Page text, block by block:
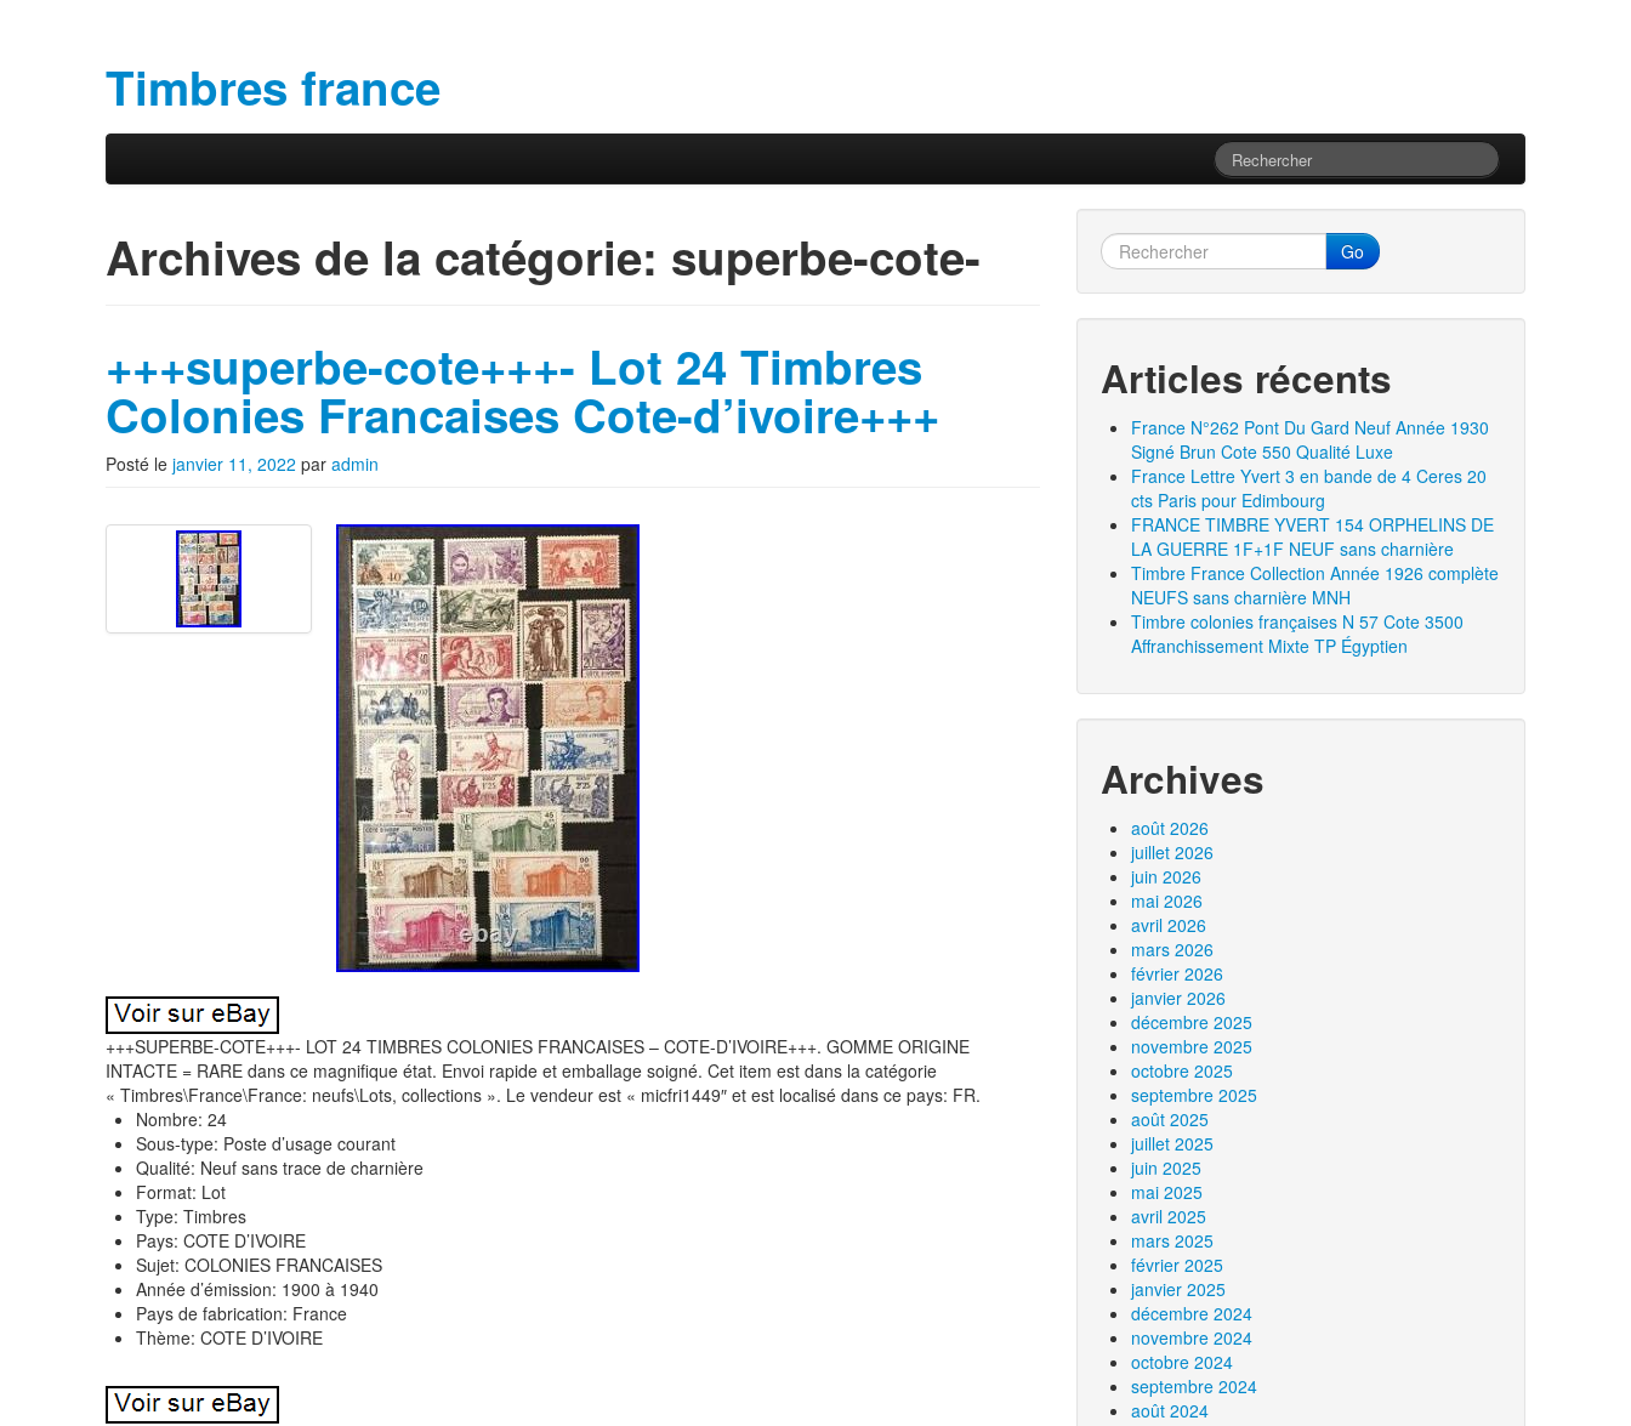
Timbres france
Menu principal
Archives de la catégorie: superbe-cote-
+++superbe-cote+++- Lot 24 Timbres
Colonies Francaises Cote-d’ivoire+++
Posté le janvier 11, 2022 par admin
+++SUPERBE-COTE+++- LOT 24 TIMBRES COLONIES FRANCAISES – COTE-D’IVOIRE+++. GOMME ORIGINE
INTACTE = RARE dans ce magnifique état. Envoi rapide et emballage soigné. Cet item est dans la catégorie
« Timbres\France\France: neufs\Lots, collections ». Le vendeur est « micfri1449″ et est localisé dans ce pays: FR.
Nombre: 24
Sous-type: Poste d’usage courant
Qualité: Neuf sans trace de charnière
Format: Lot
Type: Timbres
Pays: COTE D’IVOIRE
Sujet: COLONIES FRANCAISES
Année d’émission: 1900 à 1940
Pays de fabrication: France
Thème: COTE D’IVOIRE
Go
Articles récents
France N°262 Pont Du Gard Neuf Année 1930
Signé Brun Cote 550 Qualité Luxe
France Lettre Yvert 3 en bande de 4 Ceres 20
cts Paris pour Edimbourg
FRANCE TIMBRE YVERT 154 ORPHELINS DE
LA GUERRE 1F+1F NEUF sans charnière
Timbre France Collection Année 1926 complète
NEUFS sans charnière MNH
Timbre colonies françaises N 57 Cote 3500
Affranchissement Mixte TP Égyptien
Archives
août 2026
juillet 2026
juin 2026
mai 2026
avril 2026
mars 2026
février 2026
janvier 2026
décembre 2025
novembre 2025
octobre 2025
septembre 2025
août 2025
juillet 2025
juin 2025
mai 2025
avril 2025
mars 2025
février 2025
janvier 2025
décembre 2024
novembre 2024
octobre 2024
septembre 2024
août 2024